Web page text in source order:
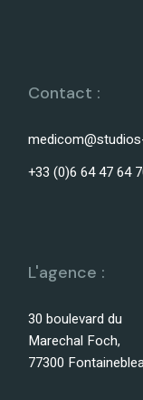
Contact :
+33 (0)6 64 47 64
L'agence :
30 boulevard du
Marechal Foch,
77300